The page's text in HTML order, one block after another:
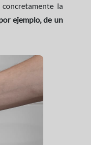
la
ejemplo, de un